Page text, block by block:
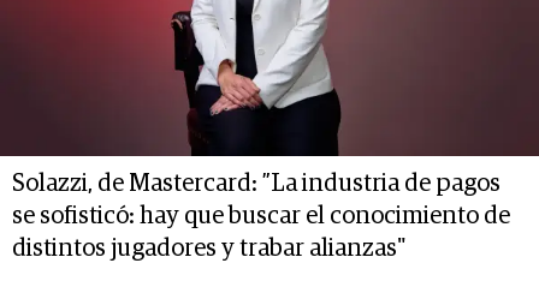
Solazzi, de Mastercard: ”La industria de pagos
se sofisticó: hay que buscar el conocimiento de
distintos jugadores y trabar alianzas"